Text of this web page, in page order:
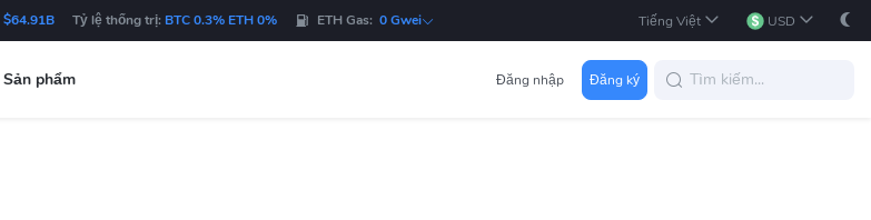
$64.91B Tỷ lệ thống trị: BTC 0.3% ETH 0% ETH Gas: 0 Gwei Tiếng Việt USD
Sản phẩm Đăng nhập Đăng ký